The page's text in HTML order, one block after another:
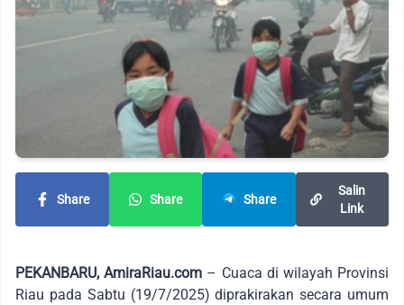
Share Share Share
Salin
Link
PEKANBARU, AmiraRiau.com – Cuaca di wilayah Provinsi
Riau pada Sabtu (19/7/2025) diprakirakan secara umum